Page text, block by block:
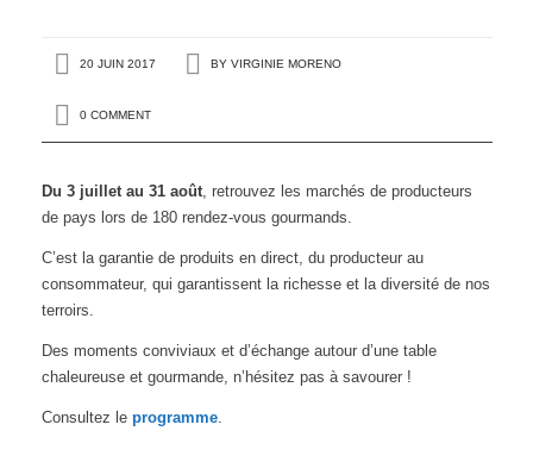
20 JUIN 2017 BY VIRGINIE MORENO
0 COMMENT
Du 3 juillet au 31 août, retrouvez les marchés de producteurs
de pays lors de 180 rendez-vous gourmands.
C’est la garantie de produits en direct, du producteur au
consommateur, qui garantissent la richesse et la diversité de nos
terroirs.
Des moments conviviaux et d’échange autour d’une table
chaleureuse et gourmande, n’hésitez pas à savourer !
Consultez leprogramme.